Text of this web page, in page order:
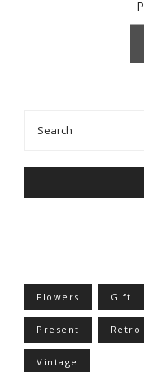
Flowers Gift
Present Retro
Vintage